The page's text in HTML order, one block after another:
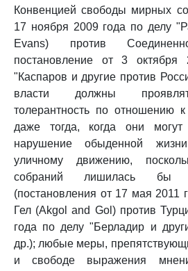
Конвенцией свободы мирных
17 ноября 2009 года по делу
Evans) против
постановление от 3
"Каспаров и другие против
власти должны
толерантность по отношению
даже тогда, когда они могут
нарушение обыденной
уличному движению,
собраний лишилась бы
(постановления от 17 мая 2011
Гел (Akgol and Gol) против
года по делу "Берладир и
др.); любые меры,
и свободе выражения